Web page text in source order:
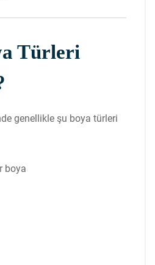
Türleri
genellikle şu boya türleri
boya